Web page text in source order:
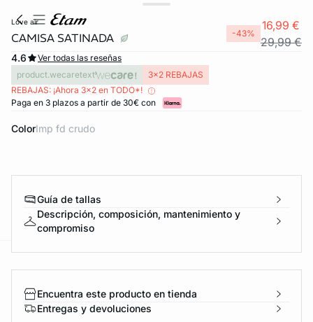
love air
CAMISA SATINADA -43%
16,99 €
29,99 €
4.6
Ver todas las reseñas
product.wecaretext
3x2 REBAJAS
REBAJAS: ¡Ahora 3x2 en TODO*!
Paga en 3 plazos a partir de 30€ con
Color imp fd crudo
Guía de tallas
Descripción, composición, mantenimiento y
compromiso
Encuentra este producto en tienda
Entregas y devoluciones